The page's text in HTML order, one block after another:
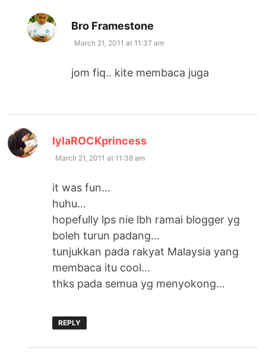
Bro Framestone
March 21, 2011 at 11:37 am
jom fiq.. kite membaca juga
lylaROCKprincess
March 21, 2011 at 11:38 am
it was fun…
huhu…
hopefully lps nie lbh ramai blogger yg
boleh turun padang…
tunjukkan pada rakyat Malaysia yang
membaca itu cool…
thks pada semua yg menyokong…
REPLY